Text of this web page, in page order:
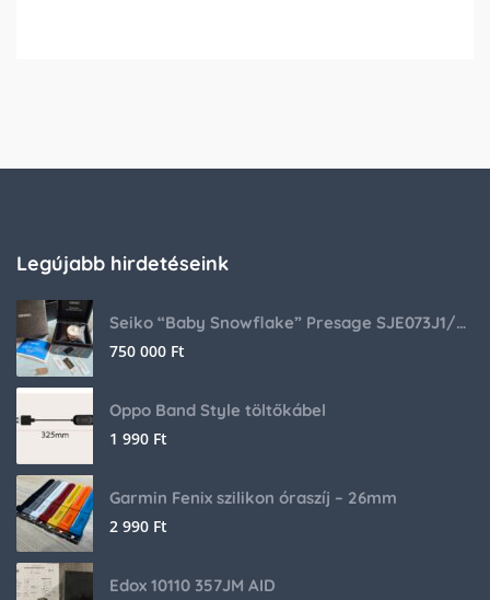
Legújabb hirdetéseink
Seiko “Baby Snowflake” Presage SJE073J1/SARA015 Limited Edition
750 000 Ft
Oppo Band Style töltőkábel
1 990 Ft
Garmin Fenix szilikon óraszíj – 26mm
2 990 Ft
Edox 10110 357JM AID